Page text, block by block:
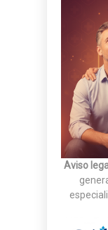
Aviso